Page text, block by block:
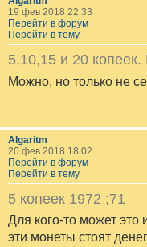
19 фев 2018 22:33
Перейти в форум
Перейти в тему
5,10,15 и 20
Можно, но только не
Algaritm
20 фев 2018 18:02
Перейти в форум
Перейти в тему
5 копеек 1972 ;71
Для кого-то может это
эти монеты стоят